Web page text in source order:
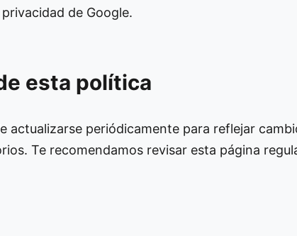
de Google.
esta política
actualizarse periódicamente para reflejar
Te recomendamos revisar esta página